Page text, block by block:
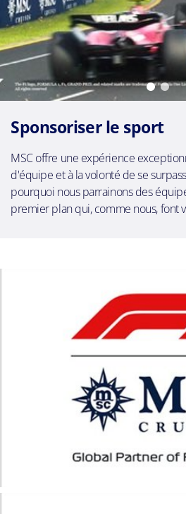
Sponsoriser le sport
MSC offre une expérience
d'équipe et à la volonté de se
pourquoi nous parrainons des
premier plan qui, comme nous, font